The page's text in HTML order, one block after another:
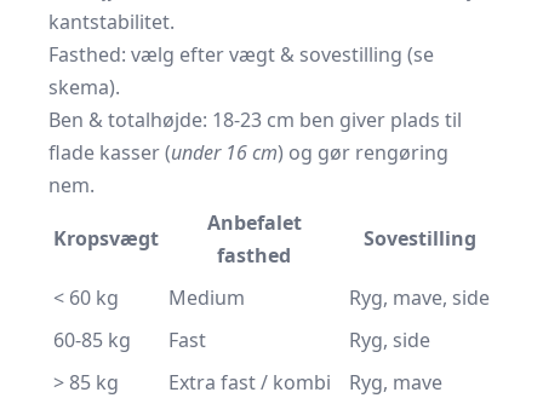
kantstabilitet.
Fasthed: vælg efter vægt & sovestilling (se
skema).
Ben & totalhøjde: 18-23 cm ben giver plads til
flade kasser (under 16 cm) og gør rengøring
nem.
Kropsvægt
Anbefalet
fasthed
Sove­stilling
< 60 kg Medium
Ryg, mave, side
60-85 kg
Fast
Ryg, side
> 85 kg
Extra fast / kombi
Ryg, mave